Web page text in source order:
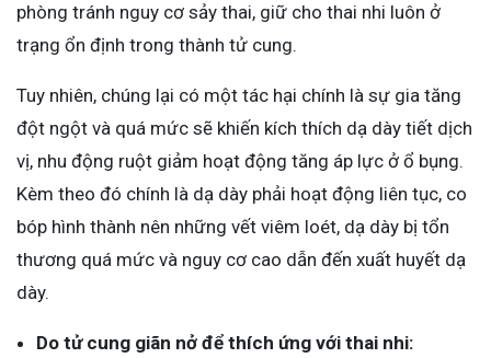
phòng tránh nguy cơ sảy thai, giữ cho thai nhi luôn ở
trạng ổn định trong thành tử cung.
Tuy nhiên, chúng lại có một tác hại chính là sự gia tăng
đột ngột và quá mức sẽ khiến kích thích dạ dày tiết dịch
vị, nhu động ruột giảm hoạt động tăng áp lực ở ổ bụng.
Kèm theo đó chính là dạ dày phải hoạt động liên tục, co
bóp hình thành nên những vết viêm loét, dạ dày bị tổn
thương quá mức và nguy cơ cao dẫn đến xuất huyết dạ
dày.
Do tử cung giãn nở để thích ứng với thai nhi: